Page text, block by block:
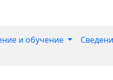
и обучение